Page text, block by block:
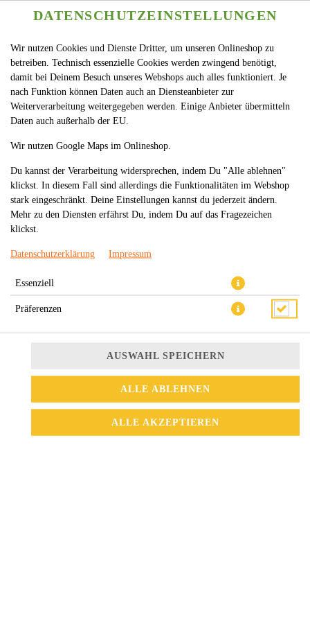
61.HÜHNERBRUSTFILET IM
TEIGMANTEL MIT
MASSAMAN-SOSSE (LEICHT S
CHARF)
DATENSCHUTZEINSTELLUNGEN
Wir nutzen Cookies und Dienste Dritter, um unseren Onlineshop zu
betreiben. Technisch essenzielle Cookies werden zwingend benötigt,
damit bei Deinem Besuch unseres Webshops auch alles funktioniert. Je
nach Funktion können Daten auch an Diensteanbieter zur
Weiterverarbeitung weitergegeben werden. Einige Anbieter übermitteln
Daten auch außerhalb der EU.
Wir nutzen Google Maps im Onlineshop.
Du kannst der Verarbeitung widersprechen, indem Du "Alle ablehnen"
klickst. In diesem Fall sind allerdings die Funktionalitäten im Webshop
stark eingeschränkt. Deine Einstellungen kannst du jederzeit ändern.
Mehr zu den Diensten erfährst Du, indem Du auf das Fragezeichen
klickst.
Datenschutzerklärung Impressum
Essenziell
Präferenzen
AUSWAHL SPEICHERN
ALLE ABLEHNEN
ALLE AKZEPTIEREN